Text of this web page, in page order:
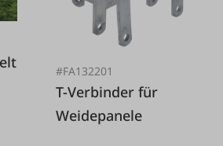
#FA132201
T-Verbinder für
Weidepanele